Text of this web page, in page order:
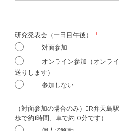
研究発表会（一日目午後）
対面参加
オンライン参加（オンラ
送りします）
参加しない
（対面参加の場合のみ）JR弁天島
歩で約1時間、車で約10分です）